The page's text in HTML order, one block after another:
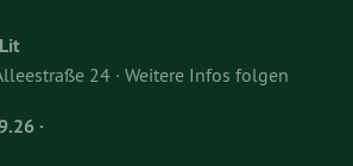
24 · Weitere Infos folgen
·